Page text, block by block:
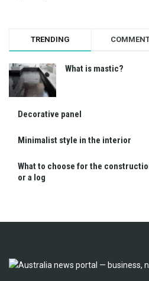
TRENDING
What is mastic?
Decorative panel
Minimalist style in the interior
What to choose for the
or a log